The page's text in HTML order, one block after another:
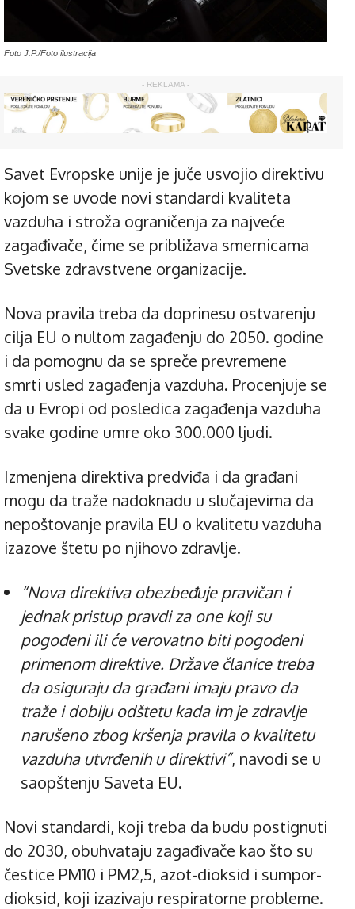
Foto J.P./Foto ilustracija
- REKLAMA -
Savet Evropske unije je juče usvojio direktivu
kojom se uvode novi standardi kvaliteta
vazduha i stroža ograničenja za najveće
zagađivače, čime se približava smernicama
Svetske zdravstvene organizacije.
Nova pravila treba da doprinesu ostvarenju
cilja EU o nultom zagađenju do 2050. godine
i da pomognu da se spreče prevremene
smrti usled zagađenja vazduha. Procenjuje se
da u Evropi od posledica zagađenja vazduha
svake godine umre oko 300.000 ljudi.
Izmenjena direktiva predviđa i da građani
mogu da traže nadoknadu u slučajevima da
nepoštovanje pravila EU o kvalitetu vazduha
izazove štetu po njihovo zdravlje.
“Nova direktiva obezbeđuje pravičan i
jednak pristup pravdi za one koji su
pogođeni ili će verovatno biti pogođeni
primenom direktive. Države članice treba
da osiguraju da građani imaju pravo da
traže i dobiju odštetu kada im je zdravlje
narušeno zbog kršenja pravila o kvalitetu
vazduha utvrđenih u direktivi”, navodi se u
saopštenju Saveta EU.
Novi standardi, koji treba da budu postignuti
do 2030, obuhvataju zagađivače kao što su
čestice PM10 i PM2,5, azot-dioksid i sumpor-
dioksid, koji izazivaju respiratorne probleme.